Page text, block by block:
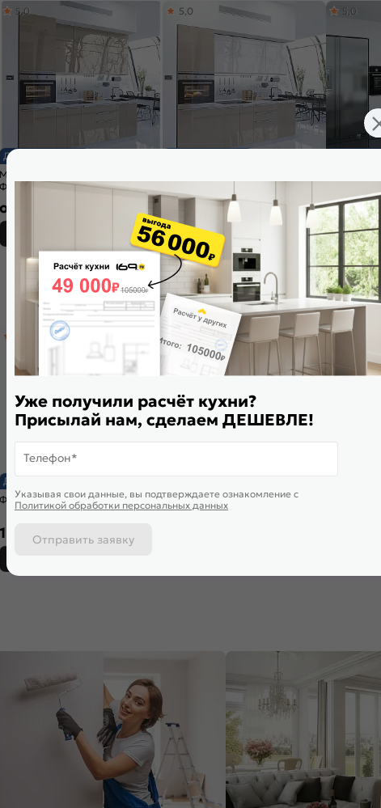
Доставим завтра
Модульный кухонный гарнитур
Фьюжн-03 Gallant/Белый
5,0
от
2140x2600x600
5,0
26 440₽/п.м.
В корзину
Доставим
Фьюжн-01
5,0
от20
В
Доставим завтра
ФГ Флэт Grey-green In 2S 90.50
1 860₽
Комплект фасадов Валерия-М
для каркаса Ф-87 ВГ800 Мята
Комплект
для
4,9
В
Уже получили расчёт кухни?
Присылай нам, сделаем ДЕШЕВЛЕ!
Телефон*
Указывая свои данные, вы подтверждаете ознакомление c
Политикой обработки персональных данных
Отправить заявку